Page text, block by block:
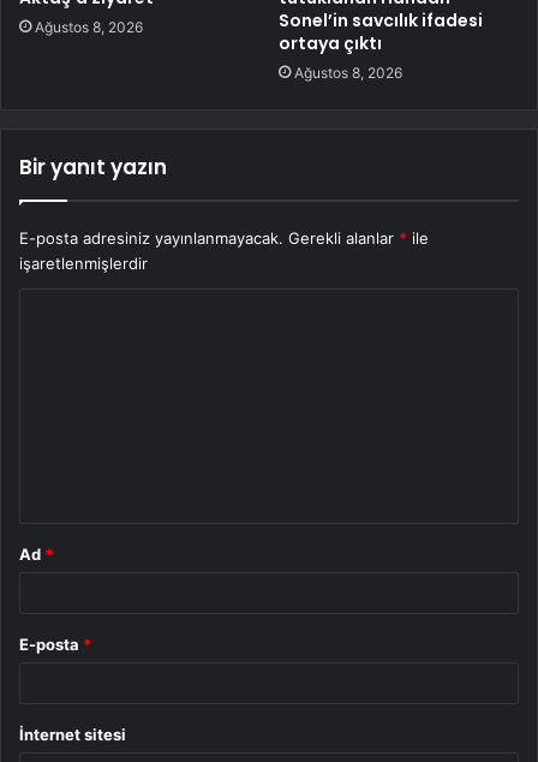
Ağustos 8, 2026
Sonel’in savcılık ifadesi
ortaya çıktı
Ağustos 8, 2026
Bir yanıt yazın
E-posta adresiniz yayınlanmayacak. Gerekli alanlar * ile
işaretlenmişlerdir
Ad *
E-posta *
İnternet sitesi